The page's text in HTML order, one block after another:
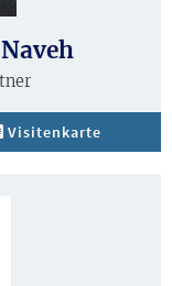
Visitenkarte